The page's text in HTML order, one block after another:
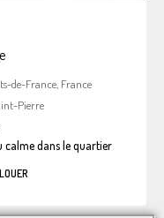
de-France, France
Pierre
calme dans le quartier